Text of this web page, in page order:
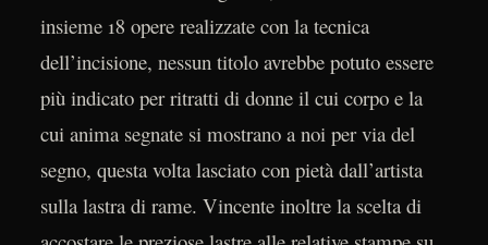
insieme 18 opere realizzate con la tecnica
dell’incisione, nessun titolo avrebbe potuto essere
più indicato per ritratti di donne il cui corpo e la
cui anima segnate si mostrano a noi per via del
segno, questa volta lasciato con pietà dall’artista
sulla lastra di rame. Vincente inoltre la scelta di